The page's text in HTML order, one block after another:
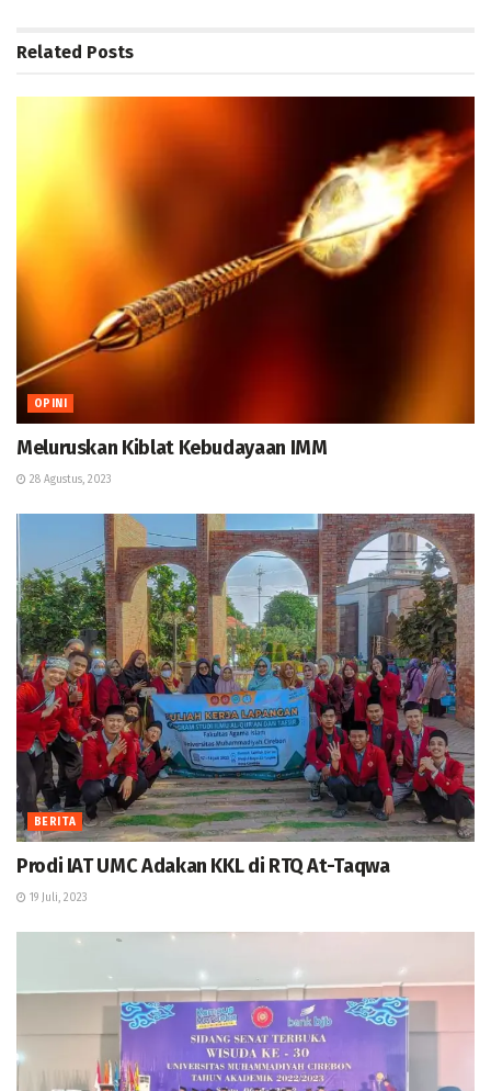
Related Posts
OPINI
Meluruskan Kiblat Kebudayaan IMM
28 Agustus, 2023
BERITA
Prodi IAT UMC Adakan KKL di RTQ At-Taqwa
19 Juli, 2023